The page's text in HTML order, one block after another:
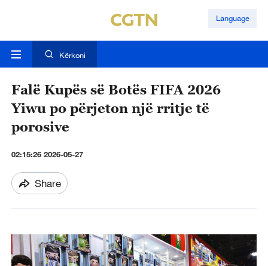
Language
Kërkoni
Falë Kupës së Botës FIFA 2026
Yiwu po përjeton një rritje të
porosive
02:15:26 2026-05-27
Share